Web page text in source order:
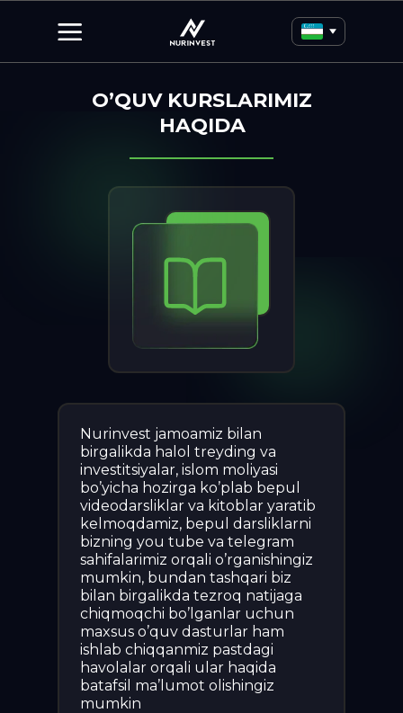
Nurinvest jamoamiz bilan
birgalikda halol treyding va
investitsiyalar, islom moliyasi
bo’yicha hozirga ko’plab bepul
videodarsliklar va kitoblar yaratib
kelmoqdamiz, bepul darsliklarni
bizning you tube va telegram
sahifalarimiz orqali o’rganishingiz
mumkin, bundan tashqari biz
bilan birgalikda tezroq natijaga
chiqmoqchi bo’lganlar uchun
maxsus o’quv dasturlar ham
ishlab chiqqanmiz pastdagi
havolalar orqali ular haqida
batafsil ma’lumot olishingiz
mumkin
O’QUV KURSLARIMIZ
HAQIDA